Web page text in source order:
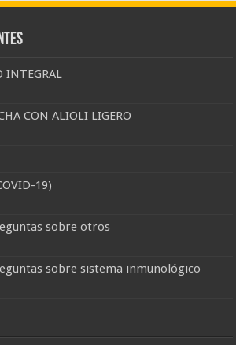
INTEGRAL
CON ALIOLI LIGERO
19)
sobre otros
sobre sistema inmunológico